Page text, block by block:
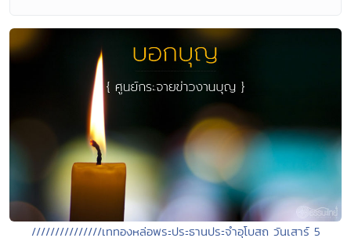
///////////////เททองหล่อพระประธานประจำอุโบสถ วันเสาร์ 5